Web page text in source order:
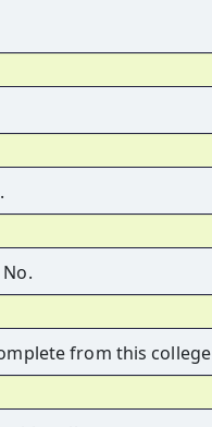
from this college